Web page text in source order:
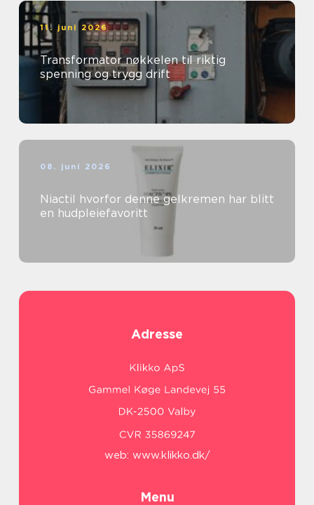
11. juni 2026
Transformator nøkkelen til riktig
spenning og trygg drift
08. juni 2026
Niactil hvorfor denne gelkremen har blitt
en hudpleiefavoritt
Adresse
web: www.klikko.dk/
Menu